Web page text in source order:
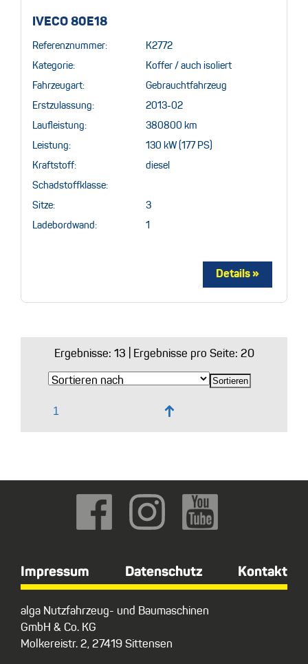
IVECO 80E18
Referenznummer: K2772
Kategorie: Koffer / auch isoliert
Fahrzeugart: Gebrauchtfahrzeug
Erstzulassung: 2013-02
Laufleistung: 380800 km
Leistung: 130 kW (177 PS)
Kraftstoff: diesel
Schadstoffklasse:
Sitze: 3
Ladebordwand: 1
Ergebnisse: 13 | Ergebnisse pro Seite: 20
↑
Impressum Datenschutz Kontakt
alga Nutzfahrzeug- und Baumaschinen
GmbH & Co. KG
Molkereistr. 2, 27419 Sittensen